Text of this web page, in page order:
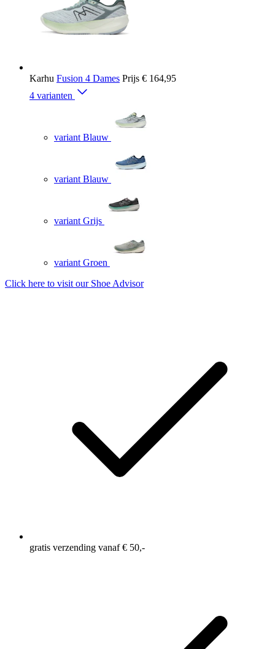
Karhu Fusion 4 Dames Prijs € 164,95
4 varianten
variant Blauw
variant Blauw
variant Grijs
variant Groen
Click here to visit our Shoe Advisor
gratis verzending vanaf € 50,-